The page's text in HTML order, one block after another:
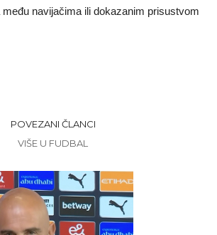
navijačima ili dokazanim prisustvom
POVEZANI ČLANCI
VIŠE U FUDBAL